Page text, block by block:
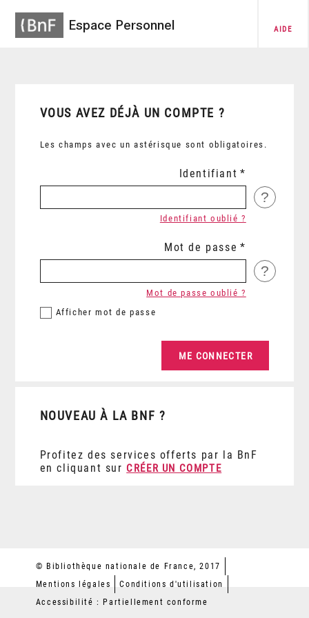
Espace Personnel AIDE
VOUS AVEZ DÉJÀ UN COMPTE ?
Les champs avec un astérisque sont obligatoires.
Identifiant
?
Identifiant oublié ?
Mot de passe
?
Afficher mot de passe
Mot de passe oublié ?
NOUVEAU À LA BNF ?
Profitez des services offerts par la BnF
en cliquant sur CRÉER UN COMPTE
© Bibliothèque nationale de France, 2017
Mentions légales
Conditions d'utilisation
Accessibilité : Partiellement conforme